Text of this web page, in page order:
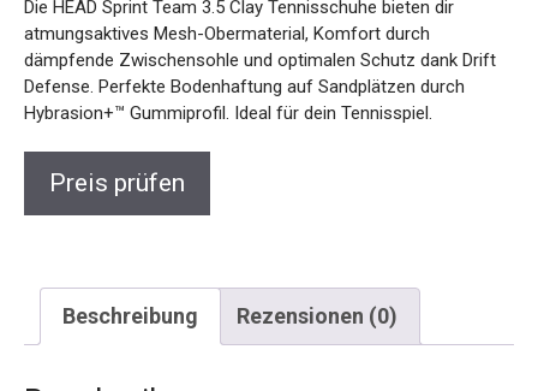
Die HEAD Sprint Team 3.5 Clay Tennisschuhe bieten dir
atmungsaktives Mesh-Obermaterial, Komfort durch
dämpfende Zwischensohle und optimalen Schutz dank Drift
Defense. Perfekte Bodenhaftung auf Sandplätzen durch
Hybrasion+™ Gummiprofil. Ideal für dein Tennisspiel.
Preis prüfen
Beschreibung Rezensionen (0)